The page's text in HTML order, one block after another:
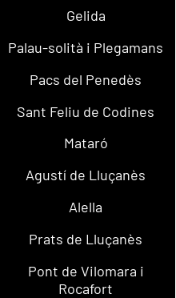
Gelida
Palau-solità i Plegamans
Pacs del Penedès
Sant Feliu de Codines
Mataró
Agustí de Lluçanès
Alella
Prats de Lluçanès
Pont de Vilomara i
Rocafort